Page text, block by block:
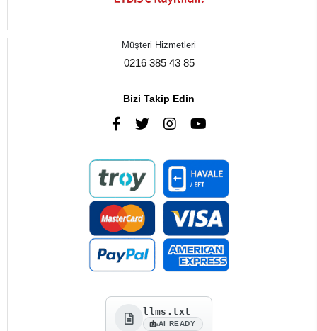
Müşteri Hizmetleri
0216 385 43 85
Bizi Takip Edin
llms.txt
AI READY